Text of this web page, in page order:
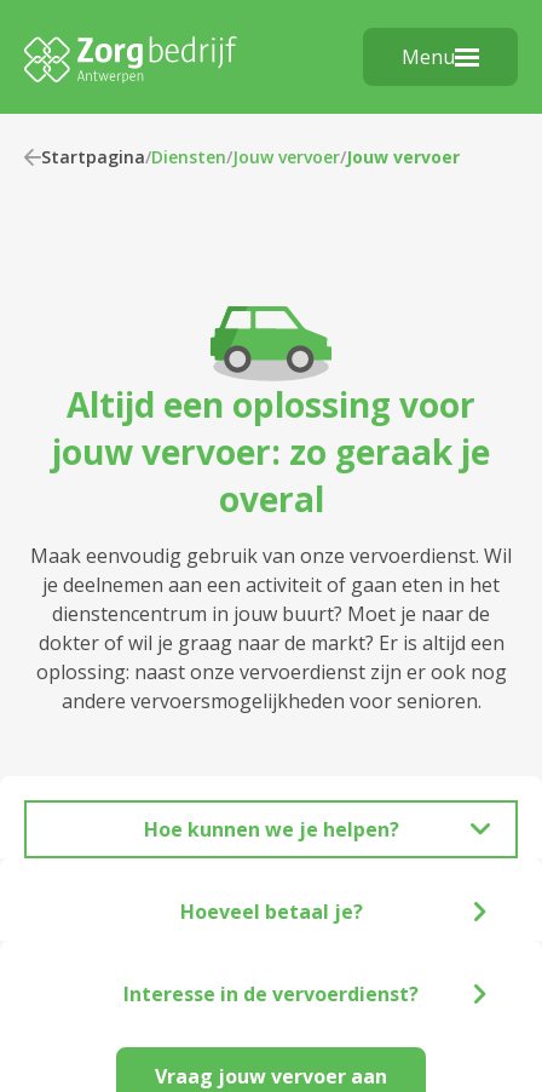
Menu
Startpagina/Diensten/Jouw vervoer/Jouw vervoer
Altijd een oplossing voor
jouw vervoer: zo geraak je
overal
Maak eenvoudig gebruik van onze vervoerdienst. Wil
je deelnemen aan een activiteit of gaan eten in het
dienstencentrum in jouw buurt? Moet je naar de
dokter of wil je graag naar de markt? Er is altijd een
oplossing: naast onze vervoerdienst zijn er ook nog
andere vervoersmogelijkheden voor senioren.
Hoe kunnen we je helpen?
Vraag jouw vervoer aan
Hoeveel betaal je?
Interesse in de vervoerdienst?